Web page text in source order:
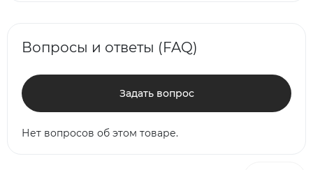
Вопросы и ответы (FAQ)
Задать вопрос
Нет вопросов об этом товаре.